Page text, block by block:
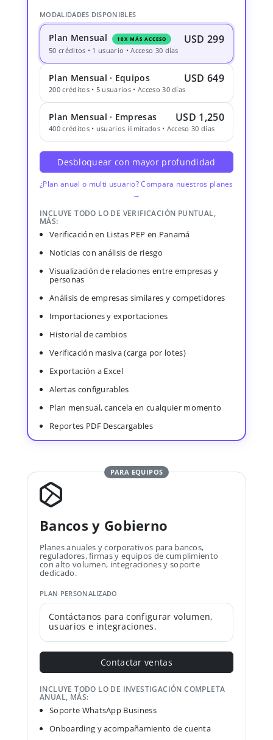
MODALIDADES DISPONIBLES
Plan Mensual 10X MÁS ACCESO USD 299
50 créditos • 1 usuario • Acceso 30 días
Plan Mensual · Equipos USD 649
200 créditos • 5 usuarios • Acceso 30 días
Plan Mensual · Empresas USD 1,250
400 créditos • usuarios ilimitados • Acceso 30 días
Desbloquear con mayor profundidad
¿Plan anual o multi usuario? Compara nuestros planes
→
INCLUYE TODO LO DE VERIFICACIÓN PUNTUAL,
MÁS:
Verificación en Listas PEP en Panamá
Noticias con análisis de riesgo
Visualización de relaciones entre empresas y
personas
Análisis de empresas similares y competidores
Importaciones y exportaciones
Historial de cambios
Verificación masiva (carga por lotes)
Exportación a Excel
Alertas configurables
Plan mensual, cancela en cualquier momento
Reportes PDF Descargables
PARA EQUIPOS
Bancos y Gobierno
Planes anuales y corporativos para bancos,
reguladores, firmas y equipos de cumplimiento
con alto volumen, integraciones y soporte
dedicado.
PLAN PERSONALIZADO
Contáctanos para configurar volumen,
usuarios e integraciones.
Contactar ventas
INCLUYE TODO LO DE INVESTIGACIÓN COMPLETA
ANUAL, MÁS:
Soporte WhatsApp Business
Onboarding y acompañamiento de cuenta